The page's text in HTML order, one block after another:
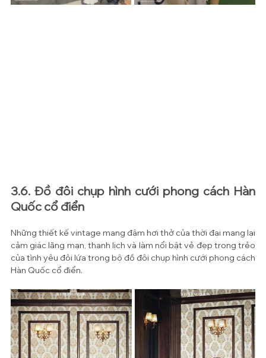
3.6. Đồ đôi chụp hình cưới phong cách Hàn
Quốc cổ điển
Những thiết kế vintage mang đậm hơi thở của thời đại mang lại
cảm giác lãng mạn, thanh lịch và làm nổi bật vẻ đẹp trong trẻo
của tình yêu đôi lứa trong bộ đồ đôi chụp hình cưới phong cách
Hàn Quốc cổ điển.